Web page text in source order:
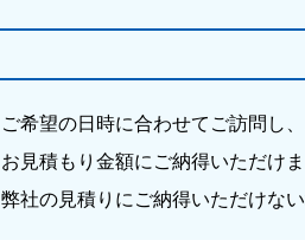
ご希望の日時に合わせてご訪問し
お見積もり金額にご納得いただけ
弊社の見積りにご納得いただけな